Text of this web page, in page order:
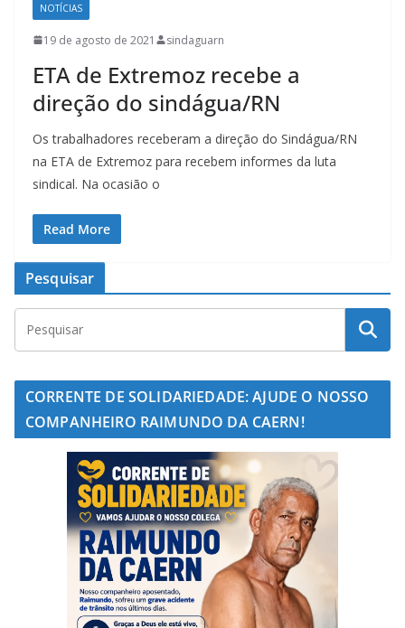
NOTÍCIAS
19 de agosto de 2021 sindaguarn
ETA de Extremoz recebe a
direção do sindágua/RN
Os trabalhadores receberam a direção do Sindágua/RN
na ETA de Extremoz para recebem informes da luta
sindical. Na ocasião o
Read More
Pesquisar
CORRENTE DE SOLIDARIEDADE: AJUDE O NOSSO
COMPANHEIRO RAIMUNDO DA CAERN!